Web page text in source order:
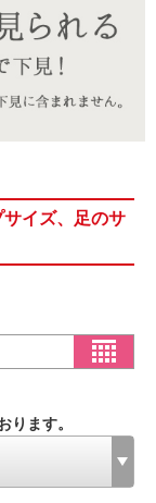
イズ、足のサ
ります。